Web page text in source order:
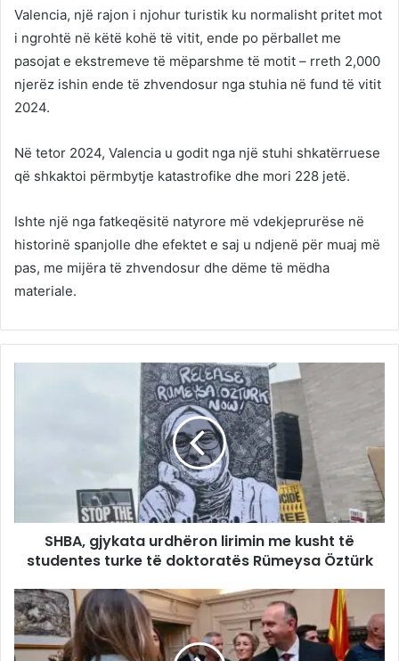
Valencia, një rajon i njohur turistik ku normalisht pritet mot
i ngrohtë në këtë kohë të vitit, ende po përballet me
pasojat e ekstremeve të mëparshme të motit – rreth 2,000
njerëz ishin ende të zhvendosur nga stuhia në fund të vitit
2024.
Në tetor 2024, Valencia u godit nga një stuhi shkatërruese
që shkaktoi përmbytje katastrofike dhe mori 228 jetë.
Ishte një nga fatkeqësitë natyrore më vdekjeprurëse në
historinë spanjolle dhe efektet e saj u ndjenë për muaj më
pas, me mijëra të zhvendosur dhe dëme të mëdha
materiale.
SHBA, gjykata urdhëron lirimin me kusht të
studentes turke të doktoratës Rümeysa Öztürk